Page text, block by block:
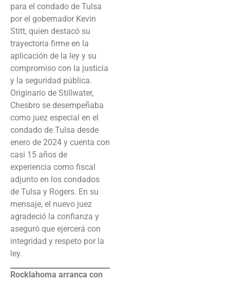
para el condado de Tulsa
por el gobernador Kevin
Stitt, quien destacó su
trayectoria firme en la
aplicación de la ley y su
compromiso con la justicia
y la seguridad pública.
Originario de Stillwater,
Chesbro se desempeñaba
como juez especial en el
condado de Tulsa desde
enero de 2024 y cuenta con
casi 15 años de
experiencia como fiscal
adjunto en los condados
de Tulsa y Rogers. En su
mensaje, el nuevo juez
agradeció la confianza y
aseguró que ejercerá con
integridad y respeto por la
ley.
Rocklahoma arranca con